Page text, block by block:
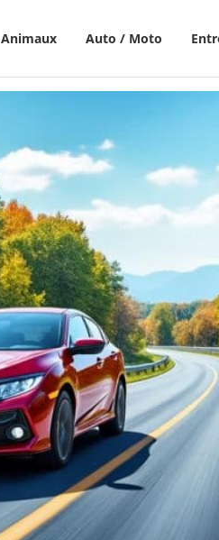
Animaux Auto / Moto